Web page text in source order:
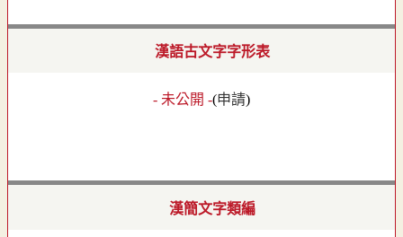
漢語古文字字形表
- 未公開 -(申請)
漢簡文字類編